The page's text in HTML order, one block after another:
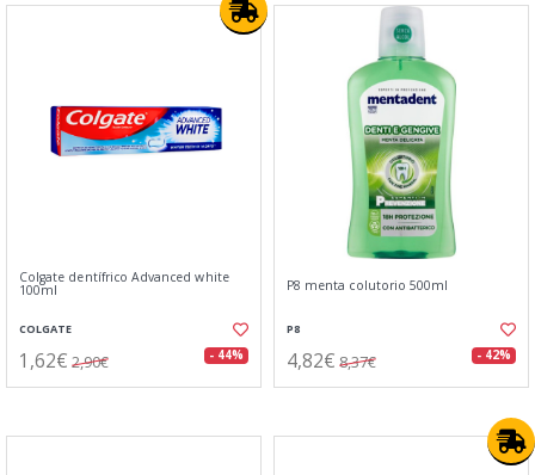
Colgate dentífrico Advanced white
100ml
COLGATE
1,62€ 2,90€ - 44%
P8 menta colutorio 500ml
P8
4,82€ 8,37€ - 42%